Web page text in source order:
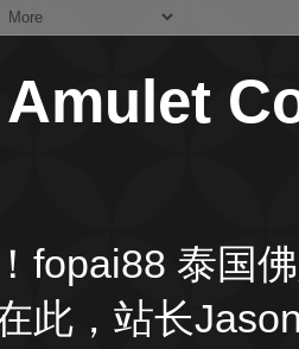
fopai88 泰国
此，站长